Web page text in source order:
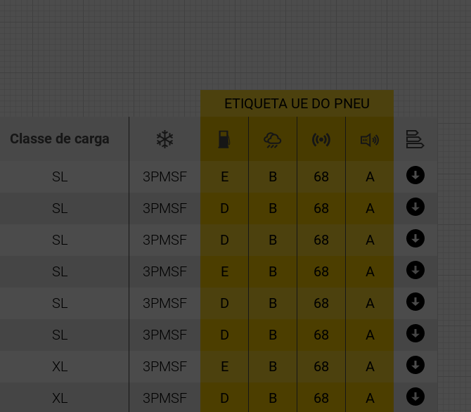
ETIQUETA UE DO PNEU
Classe de carga
SL 3PMSF E B 68
A
SL 3PMSF D B 68
A
SL 3PMSF D B 68
A
SL 3PMSF E B 68
A
SL 3PMSF D B 68
A
SL 3PMSF D B 68
A
XL 3PMSF E B 68
A
XL 3PMSF D B 68 A